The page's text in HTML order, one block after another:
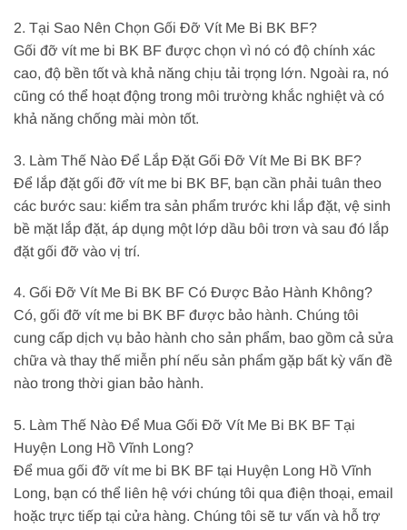
2. Tại Sao Nên Chọn Gối Đỡ Vít Me Bi BK BF?
Gối đỡ vít me bi BK BF được chọn vì nó có độ chính xác
cao, độ bền tốt và khả năng chịu tải trọng lớn. Ngoài ra, nó
cũng có thể hoạt động trong môi trường khắc nghiệt và có
khả năng chống mài mòn tốt.
3. Làm Thế Nào Để Lắp Đặt Gối Đỡ Vít Me Bi BK BF?
Để lắp đặt gối đỡ vít me bi BK BF, bạn cần phải tuân theo
các bước sau: kiểm tra sản phẩm trước khi lắp đặt, vệ sinh
bề mặt lắp đặt, áp dụng một lớp dầu bôi trơn và sau đó lắp
đặt gối đỡ vào vị trí.
4. Gối Đỡ Vít Me Bi BK BF Có Được Bảo Hành Không?
Có, gối đỡ vít me bi BK BF được bảo hành. Chúng tôi
cung cấp dịch vụ bảo hành cho sản phẩm, bao gồm cả sửa
chữa và thay thế miễn phí nếu sản phẩm gặp bất kỳ vấn đề
nào trong thời gian bảo hành.
5. Làm Thế Nào Để Mua Gối Đỡ Vít Me Bi BK BF Tại
Huyện Long Hồ Vĩnh Long?
Để mua gối đỡ vít me bi BK BF tại Huyện Long Hồ Vĩnh
Long, bạn có thể liên hệ với chúng tôi qua điện thoại, email
hoặc trực tiếp tại cửa hàng. Chúng tôi sẽ tư vấn và hỗ trợ